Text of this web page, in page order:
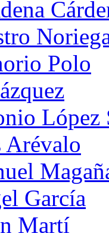
Polo
López
Arévalo
García
Martí